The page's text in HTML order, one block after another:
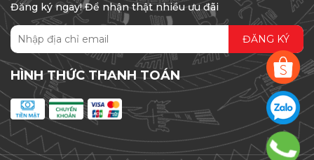
Đăng ký ngay! Để nhận thật nhiều ưu đãi
ĐĂNG KÝ
HÌNH THỨC THANH TOÁN